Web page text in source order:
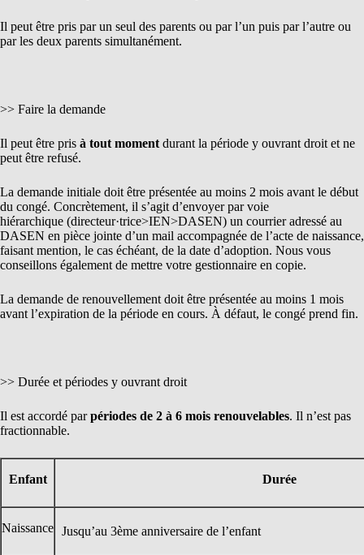
Il peut être pris par un seul des parents ou par l’un puis par l’autre ou
par les deux parents simultanément.
>> Faire la demande
Il peut être pris à tout moment durant la période y ouvrant droit et ne
peut être refusé.
La demande initiale doit être présentée au moins 2 mois avant le début
du congé. Concrètement, il s’agit d’envoyer par voie
hiérarchique (directeur·trice>IEN>DASEN) un courrier adressé au
DASEN en pièce jointe d’un mail accompagnée de l’acte de naissance,
faisant mention, le cas échéant, de la date d’adoption. Nous vous
conseillons également de mettre votre gestionnaire en copie.
La demande de renouvellement doit être présentée au moins 1 mois
avant l’expiration de la période en cours. À défaut, le congé prend fin.
>> Durée et périodes y ouvrant droit
Il est accordé parpériodes de 2 à 6 mois renouvelables. Il n’est pas
fractionnable.
Enfant Durée
Naissance Jusqu’au 3ème anniversaire de l’enfant